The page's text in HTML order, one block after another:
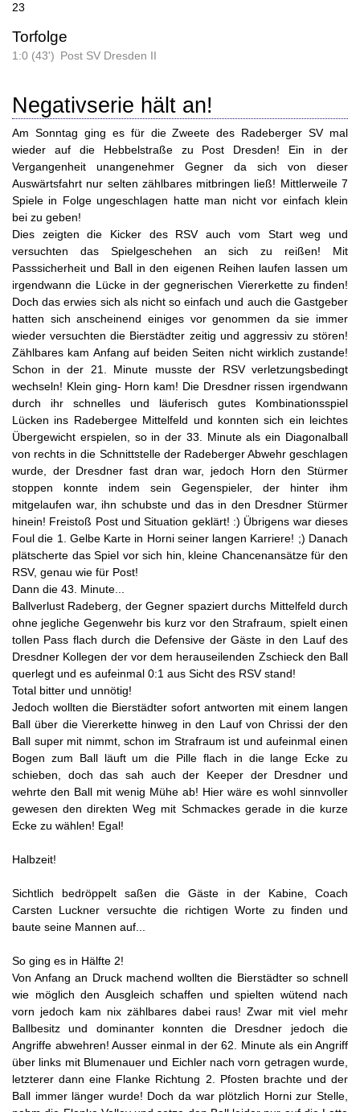
23
Torfolge
1:0 (43') Post SV Dresden II
Negativserie hält an!
Am Sonntag ging es für die Zweete des Radeberger SV mal
wieder auf die Hebbelstraße zu Post Dresden! Ein in der
Vergangenheit unangenehmer Gegner da sich von dieser
Auswärtsfahrt nur selten zählbares mitbringen ließ! Mittlerweile 7
Spiele in Folge ungeschlagen hatte man nicht vor einfach klein
bei zu geben!
Dies zeigten die Kicker des RSV auch vom Start weg und
versuchten das Spielgeschehen an sich zu reißen! Mit
Passsicherheit und Ball in den eigenen Reihen laufen lassen um
irgendwann die Lücke in der gegnerischen Viererkette zu finden!
Doch das erwies sich als nicht so einfach und auch die Gastgeber
hatten sich anscheinend einiges vor genommen da sie immer
wieder versuchten die Bierstädter zeitig und aggressiv zu stören!
Zählbares kam Anfang auf beiden Seiten nicht wirklich zustande!
Schon in der 21. Minute musste der RSV verletzungsbedingt
wechseln! Klein ging- Horn kam! Die Dresdner rissen irgendwann
durch ihr schnelles und läuferisch gutes Kombinationsspiel
Lücken ins Radebergee Mittelfeld und konnten sich ein leichtes
Übergewicht erspielen, so in der 33. Minute als ein Diagonalball
von rechts in die Schnittstelle der Radeberger Abwehr geschlagen
wurde, der Dresdner fast dran war, jedoch Horn den Stürmer
stoppen konnte indem sein Gegenspieler, der hinter ihm
mitgelaufen war, ihn schubste und das in den Dresdner Stürmer
hinein! Freistoß Post und Situation geklärt! :) Übrigens war dieses
Foul die 1. Gelbe Karte in Horni seiner langen Karriere! ;) Danach
plätscherte das Spiel vor sich hin, kleine Chancenansätze für den
RSV, genau wie für Post!
Dann die 43. Minute...
Ballverlust Radeberg, der Gegner spaziert durchs Mittelfeld durch
ohne jegliche Gegenwehr bis kurz vor den Strafraum, spielt einen
tollen Pass flach durch die Defensive der Gäste in den Lauf des
Dresdner Kollegen der vor dem herauseilenden Zschieck den Ball
querlegt und es aufeinmal 0:1 aus Sicht des RSV stand!
Total bitter und unnötig!
Jedoch wollten die Bierstädter sofort antworten mit einem langen
Ball über die Viererkette hinweg in den Lauf von Chrissi der den
Ball super mit nimmt, schon im Strafraum ist und aufeinmal einen
Bogen zum Ball läuft um die Pille flach in die lange Ecke zu
schieben, doch das sah auch der Keeper der Dresdner und
wehrte den Ball mit wenig Mühe ab! Hier wäre es wohl sinnvoller
gewesen den direkten Weg mit Schmackes gerade in die kurze
Ecke zu wählen! Egal!
Halbzeit!
Sichtlich bedröppelt saßen die Gäste in der Kabine, Coach
Carsten Luckner versuchte die richtigen Worte zu finden und
baute seine Mannen auf...
So ging es in Hälfte 2!
Von Anfang an Druck machend wollten die Bierstädter so schnell
wie möglich den Ausgleich schaffen und spielten wütend nach
vorn jedoch kam nix zählbares dabei raus! Zwar mit viel mehr
Ballbesitz und dominanter konnten die Dresdner jedoch die
Angriffe abwehren! Ausser einmal in der 62. Minute als ein Angriff
über links mit Blumenauer und Eichler nach vorn getragen wurde,
letzterer dann eine Flanke Richtung 2. Pfosten brachte und der
Ball immer länger wurde! Doch da war plötzlich Horni zur Stelle,